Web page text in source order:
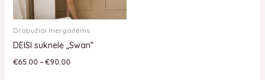
Drabužiai mergaitėms
DEISI suknelė „Swan”
€65.00–€90.00